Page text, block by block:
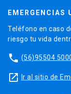
EMERGENCIAS
Teléfono en caso
riesgo tu vida
phone (56)95504
launch Ir al sitio de